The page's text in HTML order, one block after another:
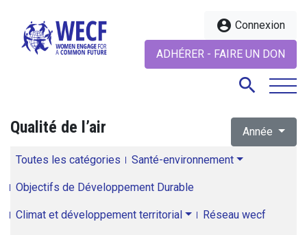
account_circle Connexion
ADHÉRER - FAIRE UN DON
search
Qualité de l’air Année
Toutes les catégories Santé-environnement
Objectifs de Développement Durable
Climat et développement territorial Réseau wecf